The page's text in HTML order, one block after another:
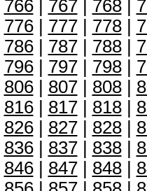
766| 767| 768|
776| 777| 778|
786| 787| 788|
796| 797| 798|
806| 807| 808|
816| 817| 818|
826| 827| 828|
836| 837| 838|
846| 847| 848|